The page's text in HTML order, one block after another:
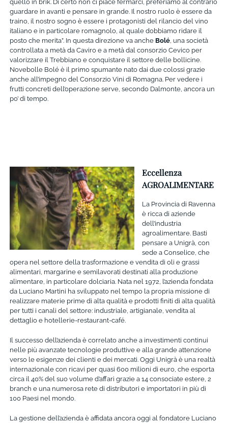
quello in brik. Di certo non ci piace fermarci, preferiamo al contrario
guardare in avanti e pensare in grande. Il nostro ruolo è essere da
traino, il nostro sogno è essere i protagonisti del rilancio del vino
italiano e in particolare romagnolo, al quale dobbiamo ridare il
posto che merita”. In questa direzione va anche Bolé , una società
controllata a metà da Caviro e a metà dal consorzio Cevico per
valorizzare il Trebbiano e conquistare il settore delle bollicine.
Novebolle Bolé è il primo spumante nato dai due colossi grazie
anche all’impegno del Consorzio Vini di Romagna. Per vedere i
frutti concreti dell’operazione serve, secondo Dalmonte, ancora un
po’ di tempo.
Eccellenza
AGROALIMENTARE
La Provincia di Ravenna
è ricca di aziende
dell’industria
agroalimentare. Basti
pensare a Unigrà, con
sede a Conselice, che
opera nel settore della trasformazione e vendita di oli e grassi
alimentari, margarine e semilavorati destinati alla produzione
alimentare, in particolare dolciaria. Nata nel 1972, l’azienda fondata
da Luciano Martini ha sviluppato nel tempo la propria missione di
realizzare materie prime di alta qualità e prodotti finiti di alta qualità
per tutti i canali del settore: industriale, artigianale, vendita al
dettaglio e hotellerie-restaurant-café.
Il successo dell’azienda è correlato anche a investimenti continui
nelle più avanzate tecnologie produttive e alla grande attenzione
verso le esigenze dei clienti e dei mercati. Oggi Unigrà è una realtà
internazionale con ricavi per quasi 600 milioni di euro, che esporta
circa il 40% del suo volume d’affari grazie a 14 consociate estere, 2
branch e una numerosa rete di distributori e importatori in più di
100 Paesi nel mondo.
La gestione dell’azienda è affidata ancora oggi al fondatore Luciano